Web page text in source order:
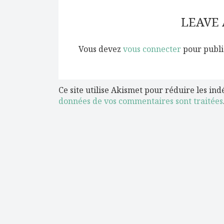
LEAVE
Vous devez vous connecterpour
Ce site utilise Akismet pour réduire les
données de vos commentaires sont traitées